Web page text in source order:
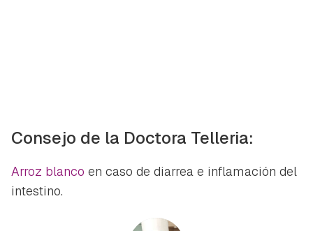
Consejo de la Doctora Telleria:
Arroz blanco en caso de diarrea e inflamación del
intestino.